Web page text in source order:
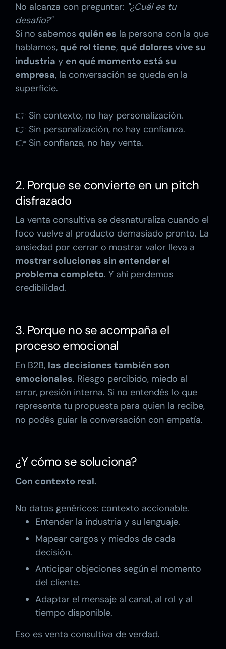
No alcanza con preguntar: "¿Cuál es tu
desafío?"
Si no sabemos quién es la persona con la que
hablamos, qué rol tiene, qué dolores vive su
industria y en qué momento está su
empresa, la conversación se queda en la
superficie.
👉 Sin contexto, no hay personalización.
👉 Sin personalización, no hay confianza.
👉 Sin confianza, no hay venta.
2. Porque se convierte en un pitch
disfrazado
La venta consultiva se desnaturaliza cuando el
foco vuelve al producto demasiado pronto. La
ansiedad por cerrar o mostrar valor lleva a
mostrar soluciones sin entender el
problema completo. Y ahí perdemos
credibilidad.
3. Porque no se acompaña el
proceso emocional
En B2B, las decisiones también son
emocionales. Riesgo percibido, miedo al
error, presión interna. Si no entendés lo que
representa tu propuesta para quien la recibe,
no podés guiar la conversación con empatía.
¿Y cómo se soluciona?
Con contexto real.
No datos genéricos: contexto accionable.
Entender la industria y su lenguaje.
Mapear cargos y miedos de cada
decisión.
Anticipar objeciones según el momento
del cliente.
Adaptar el mensaje al canal, al rol y al
tiempo disponible.
Eso es venta consultiva de verdad.